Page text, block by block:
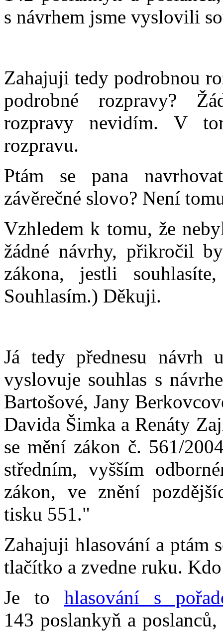
s návrhem jsme vyslovili
Zahajuji tedy podrobnou
podrobné rozpravy?
rozpravy nevidím. V
rozpravu.
Ptám se pana
závěrečné slovo? Není
Vzhledem k tomu, že
žádné návrhy, přikročil
zákona, jestli
Souhlasím.) Děkuji.
Já tedy přednesu návrh
vyslovuje souhlas s
Bartošové, Jany
Davida Šimka a Renáty
se mění zákon č. 561/
středním, vyšším
zákon, ve znění
tisku 551."
Zahajuji hlasování a ptám
tlačítko a zvedne ruku.
Je to hlasování s
143 poslankyň a